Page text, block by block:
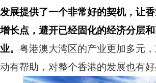
发展提供了一个非常好的契机，让
增长点，避开已经固化的经济分层
业。 粤港澳大湾区的产业更加多元
动有帮助，对整个香港的发展也有好